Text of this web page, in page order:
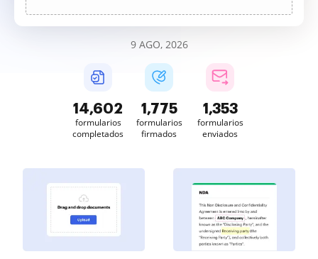
9 AGO, 2026
14,603
formularios
completados
1,776
formularios
firmados
1,353
formularios
enviados